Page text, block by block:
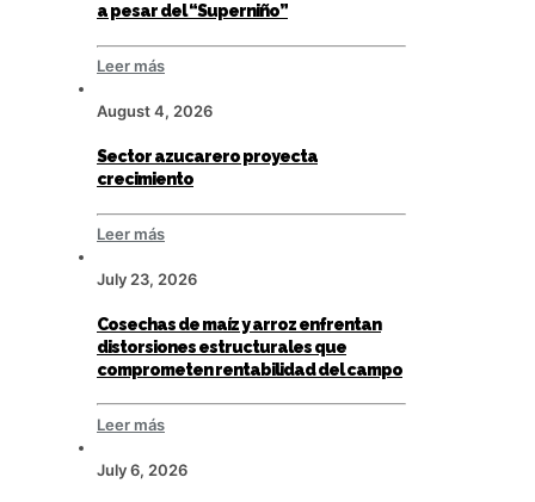
a pesar del “Superniño”
Leer más
August 4, 2026
Sector azucarero proyecta
crecimiento
Leer más
July 23, 2026
Cosechas de maíz y arroz enfrentan
distorsiones estructurales que
comprometen rentabilidad del campo
Leer más
July 6, 2026